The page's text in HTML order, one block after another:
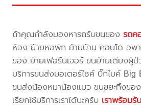
ถ้าคุณกำลังมองหารถรับขนของรถค
ห้อง ย้ายหอพัก ย้ายบ้าน คอนโด อพ
ของ ย้ายเฟอร์นิเจอร์ ขนย้ายเตียงผู้
บริการขนส่งมอเตอร์ไซค์ บิ๊กไบค์ Big
ขนส่งน้องหมาน้องแมว ขนขยะทิ้งขอ
เรียกใช้บริการเราได้นะครับ เราพร้อมรั